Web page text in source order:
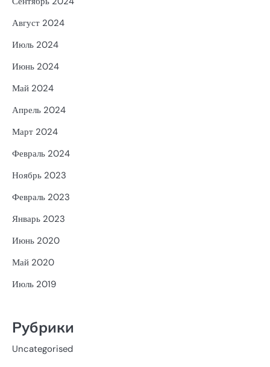
Август 2024
Июль 2024
Июнь 2024
Май 2024
Апрель 2024
Март 2024
Февраль 2024
Ноябрь 2023
Февраль 2023
Январь 2023
Июнь 2020
Май 2020
Июль 2019
Рубрики
Uncategorised